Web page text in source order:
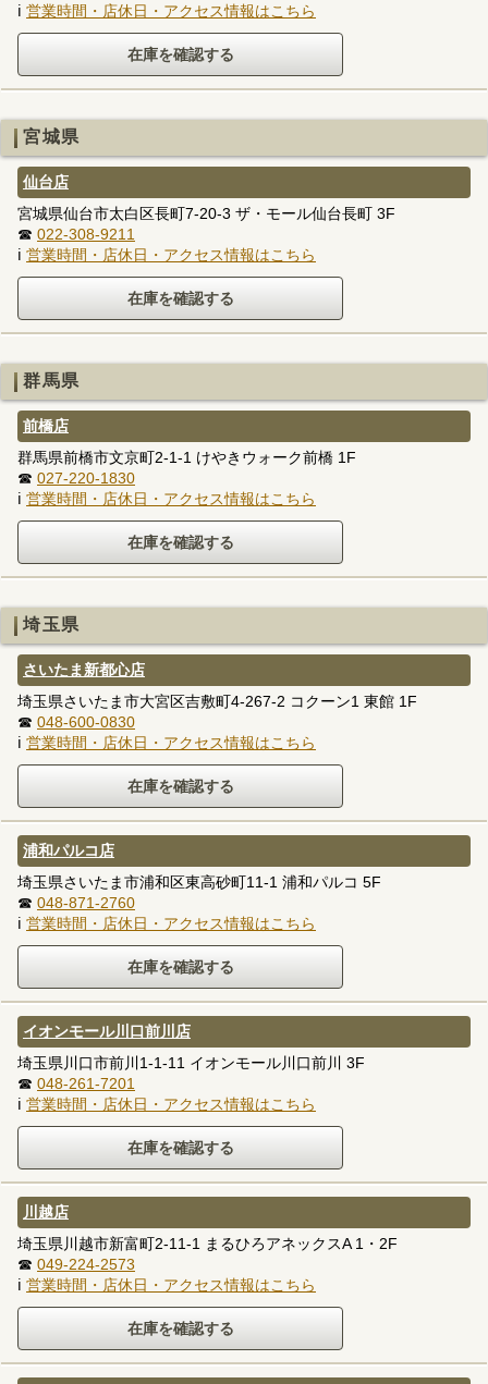
ℹ 営業時間・店休日・アクセス情報はこちら
宮城県
仙台店
宮城県仙台市太白区長町7-20-3 ザ・モール仙台長町 3F
☎ 022-308-9211
ℹ 営業時間・店休日・アクセス情報はこちら
群馬県
前橋店
群馬県前橋市文京町2-1-1 けやきウォーク前橋 1F
☎ 027-220-1830
ℹ 営業時間・店休日・アクセス情報はこちら
埼玉県
さいたま新都心店
埼玉県さいたま市大宮区吉敷町4-267-2 コクーン1 東館 1F
☎ 048-600-0830
ℹ 営業時間・店休日・アクセス情報はこちら
浦和パルコ店
埼玉県さいたま市浦和区東高砂町11-1 浦和パルコ 5F
☎ 048-871-2760
ℹ 営業時間・店休日・アクセス情報はこちら
イオンモール川口前川店
埼玉県川口市前川1-1-11 イオンモール川口前川 3F
☎ 048-261-7201
ℹ 営業時間・店休日・アクセス情報はこちら
川越店
埼玉県川越市新富町2-11-1 まるひろアネックスA 1・2F
☎ 049-224-2573
ℹ 営業時間・店休日・アクセス情報はこちら